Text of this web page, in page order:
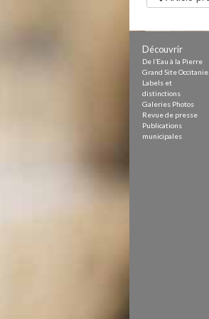
Découvrir
De l’Eau à la Pierre
Grand Site Occitanie
Labels et
distinctions
Galeries Photos
Revue de presse
Publications
municipales